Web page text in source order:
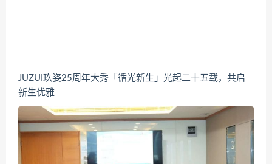
JUZUI玖姿25周年大秀「循光新生」光起二十五载，共启
新生优雅